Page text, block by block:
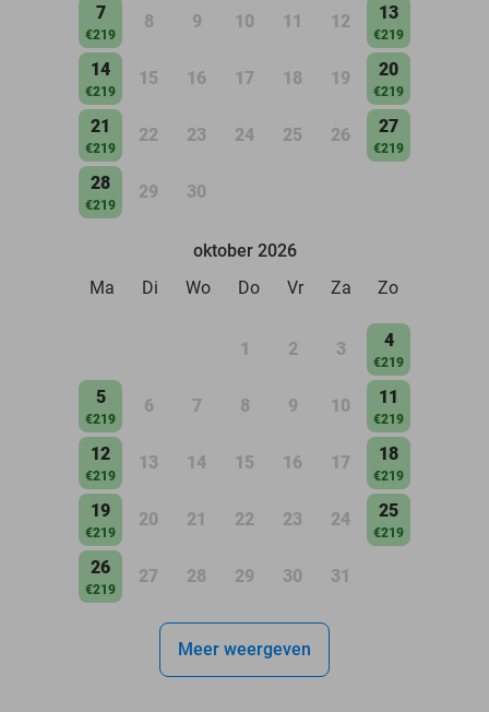
7
€219
8 9 10 11 12 13
€219
14
€219
15 16 17 18 19 20
€219
21
€219
22 23 24 25 26 27
€219
28
€219
29 30
oktober 2026
Ma
Di Wo Do Vr Za Zo
1 2 3 4
€219
5
€219
6 7 8 9 10 11
€219
12
€219
13 14 15 16 17 18
€219
19
€219
20 21 22 23 24 25
€219
26
€219
27 28 29 30 31
Meer weergeven